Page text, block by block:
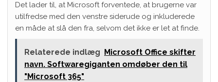
Det lader til, at Microsoft forventede, at brugerne var
utilfredse med den venstre siderude og inkluderede
en måde at slå den fra, selvom det ikke er let at finde.
Relaterede indlæg
Microsoft Office skifter
navn. Softwaregiganten omdøber den til
"Microsoft 365"